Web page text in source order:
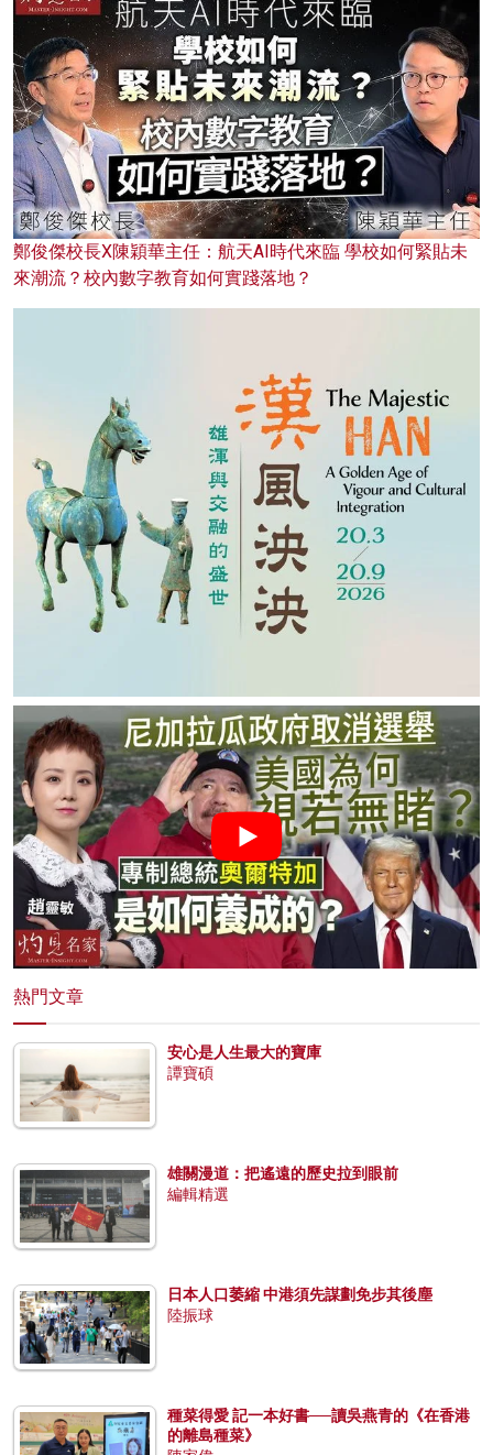
鄭俊傑校長X陳穎華主任：航天AI時代來臨 學校如何緊貼未
來潮流？校內數字教育如何實踐落地？
熱門文章
安心是人生最大的寶庫
譚寶碩
雄關漫道：把遙遠的歷史拉到眼前
編輯精選
日本人口萎縮 中港須先謀劃免步其後塵
陸振球
種菜得愛 記一本好書──讀吳燕青的《在香港
的離島種菜》